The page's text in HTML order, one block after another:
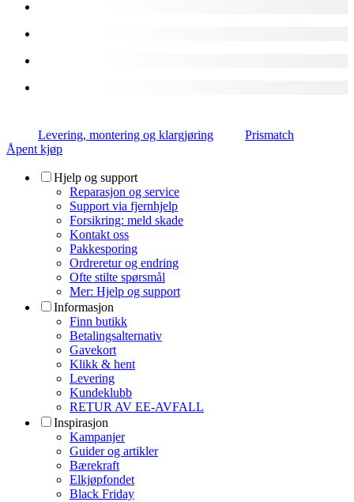
Levering, montering og klargjøring
Prismatch
Åpent kjøp
Hjelp og support
Reparasjon og service
Support via fjernhjelp
Forsikring: meld skade
Kontakt oss
Pakkesporing
Ordreretur og endring
Ofte stilte spørsmål
Mer: Hjelp og support
Informasjon
Finn butikk
Betalingsalternativ
Gavekort
Klikk & hent
Levering
Kundeklubb
RETUR AV EE-AVFALL
Inspirasjon
Kampanjer
Guider og artikler
Bærekraft
Elkjøpfondet
Black Friday